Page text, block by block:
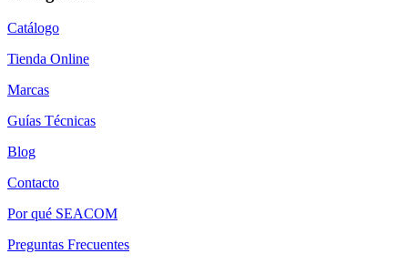
Catálogo
Tienda Online
Marcas
Guías Técnicas
Blog
Contacto
Por qué SEACOM
Preguntas Frecuentes